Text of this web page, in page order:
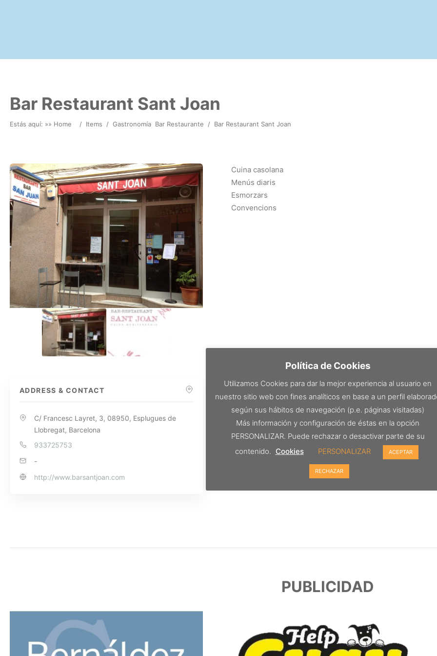
Bar Restaurant Sant Joan
Estás aquí: »» Home / Items / Gastronomía Bar Restaurante / Bar Restaurant Sant Joan
ADDRESS & CONTACT
C/ Francesc Layret, 3, 08950, Esplugues de
Llobregat, Barcelona
933725753
-
http://www.barsantjoan.com
Cuina casolana
Menús diaris
Esmorzars
Convencions
PUBLICIDAD
Política de Cookies
Utilizamos Cookies para dar la mejor experiencia al usuario en
nuestro sitio web con fines analíticos en base a un perfil
según sus hábitos de navegación (p.e. páginas visitadas)
Más información y configuración de éstas en la opción
PERSONALIZAR. Puede rechazar o desactivar parte de su
contenido. Cookies PERSONALIZAR ACEPTAR
RECHAZAR